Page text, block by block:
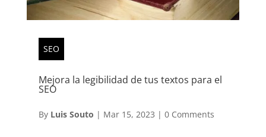
SEO
Mejora la legibilidad de tus textos para el
SEO
By Luis Souto | Mar 15, 2023 | 0 Comments